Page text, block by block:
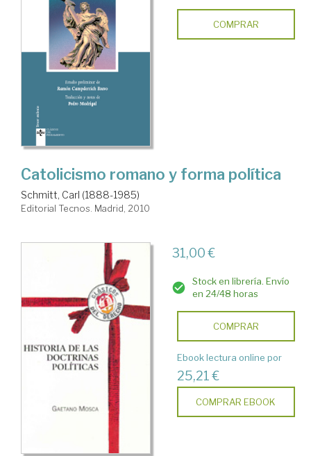
COMPRAR
Catolicismo romano y forma política
Schmitt, Carl (1888-1985)
Editorial Tecnos. Madrid, 2010
31,00 €
Stock en librería. Envío
en 24/48 horas
COMPRAR
Ebook lectura online por
25,21 €
COMPRAR EBOOK